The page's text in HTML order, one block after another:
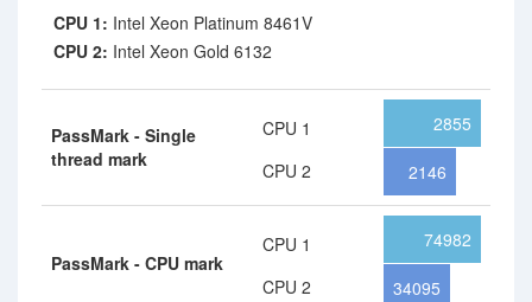
CPU 1: Intel Xeon Platinum 8461V
CPU 2: Intel Xeon Gold 6132
PassMark - Single
thread mark
CPU 1
CPU 2
2855
2146
PassMark - CPU mark
CPU 1
CPU 2
74982
34095